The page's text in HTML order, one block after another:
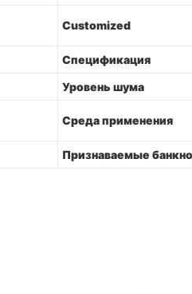
Customized
Спецификация
Уровень шума
Среда применения
Признаваемые